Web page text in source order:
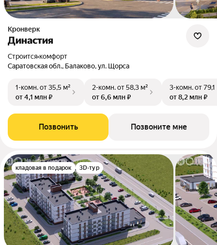
Кронверк
Династия
Строится•комфорт
Саратовская обл., Балаково, ул. Щорса
1-комн.от 35,5 м²
от 4,1 млн ₽
2-комн.от 58,3 м²
от 6,6 млн ₽
3-комн.от 79,1
от 8,2 млн ₽
Позвонить Позвоните мне
кладовая в подарок 3D-тур